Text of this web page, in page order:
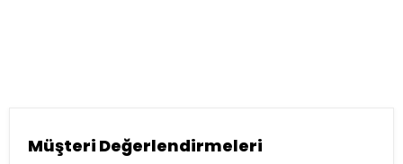
Müşteri Değerlendirmeleri